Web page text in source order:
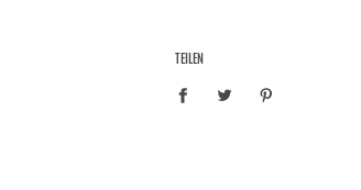
TEILEN